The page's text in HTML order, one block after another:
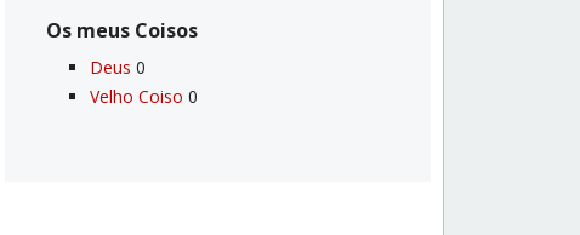
Os meus Coisos
Deus 0
Velho Coiso 0